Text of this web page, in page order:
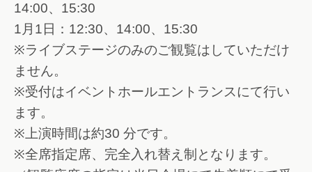
14:00、15:30
1月1日：12:30、14:00、15:30
※ライブステージのみのご観覧はしていただけ
ません。
※受付はイベントホールエントランスにて行い
ます。
※上演時間は約30 分です。
※全席指定席、完全入れ替え制となります。